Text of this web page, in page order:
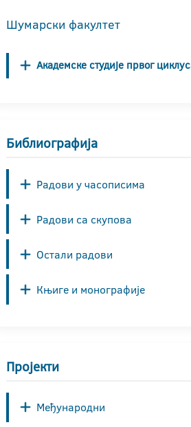
Шумарски факултет
Академске студије првог
Библиографија
Радови у часописима
Радови са скупова
Остали радови
Књиге и монографије
Пројекти
Међународни